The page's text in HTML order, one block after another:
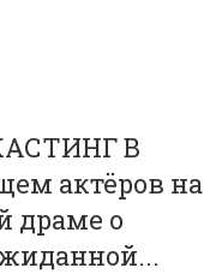
В
актёров на
драме о